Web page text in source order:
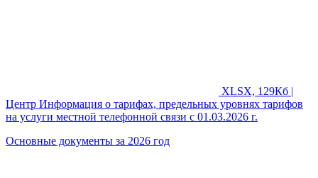
XLSX, 129Кб |
Центр Информация о тарифах, предельных уровнях тарифов
на услуги местной телефонной связи с 01.03.2026 г.
Основные документы за 2026 год